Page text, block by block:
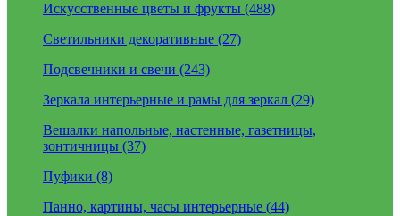
Искусственные цветы и фрукты (488)
Светильники декоративные (27)
Подсвечники и свечи (243)
Зеркала интерьерные и рамы для зеркал (29)
Вешалки напольные, настенные, газетницы,
зонтичницы (37)
Пуфики (8)
Панно, картины, часы интерьерные (44)